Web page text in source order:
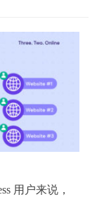
用户来说，